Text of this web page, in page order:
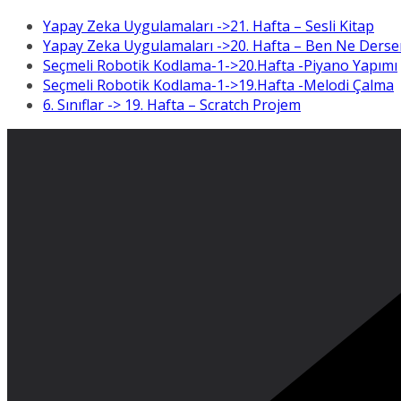
Yapay Zeka Uygulamaları ->21. Hafta – Sesli Kitap
Yapay Zeka Uygulamaları ->20. Hafta – Ben Ne
Seçmeli Robotik Kodlama-1->20.Hafta -Piyano Yapımı
Seçmeli Robotik Kodlama-1->19.Hafta -Melodi Çalma
6. Sınıflar -> 19. Hafta – Scratch Projem